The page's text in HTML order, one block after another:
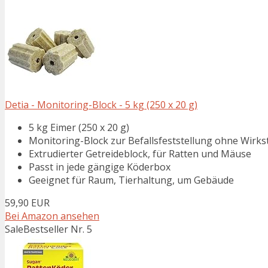
Detia - Monitoring-Block - 5 kg (250 x 20 g)
5 kg Eimer (250 x 20 g)
Monitoring-Block zur Befallsfeststellung ohne
Extrudierter Getreideblock, für Ratten und Mäuse
Passt in jede gängige Köderbox
Geeignet für Raum, Tierhaltung, um Gebäude
59,90 EUR
Bei Amazon ansehen
SaleBestseller Nr. 5